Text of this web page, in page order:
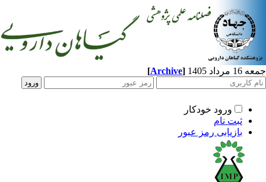
1405
[Archive]
ورود خودکار
ثبت نام
بازیابی رمز عبور